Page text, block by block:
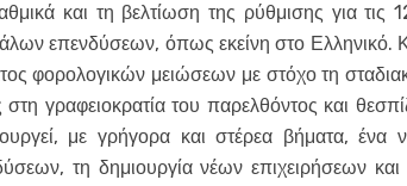
και τη βελτίωση της ρύθμισης για τις
επενδύσεων, όπως εκείνη στο Ελληνικό.
φορολογικών μειώσεων με στόχο τη
γραφειοκρατία του παρελθόντος και
με γρήγορα και στέρεα βήματα, ένα
τη δημιουργία νέων επιχειρήσεων και